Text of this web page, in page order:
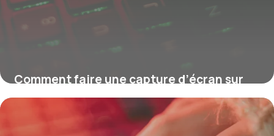
Comment faire une capture d’écran sur
Windows ?